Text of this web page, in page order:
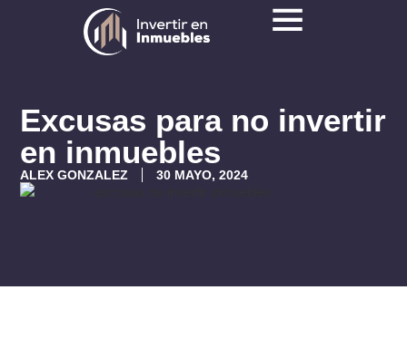
Excusas para no invertir
en inmuebles
ALEX GONZALEZ 30 MAYO, 2024